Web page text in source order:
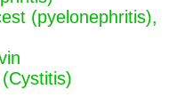
(pyelonephritis),